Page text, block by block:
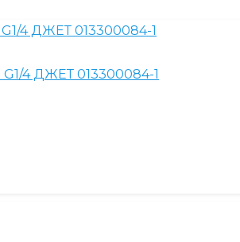
4 ДЖЕТ 013300084-1